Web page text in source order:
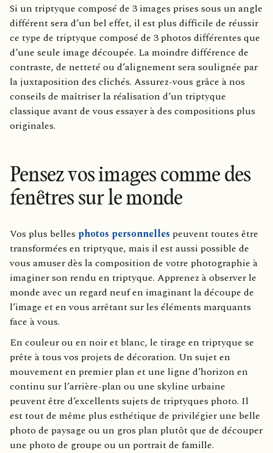
Si un triptyque composé de 3 images prises sous un angle
différent sera d’un bel effet, il est plus difficile de réussir
ce type de triptyque composé de 3 photos différentes que
d’une seule image découpée. La moindre différence de
contraste, de netteté ou d’alignement sera soulignée par
la juxtaposition des clichés. Assurez-vous grâce à nos
conseils de maîtriser la réalisation d’un triptyque
classique avant de vous essayer à des compositions plus
originales.
Pensez vos images comme des
fenêtres sur le monde
Vos plus belles photos personnelles peuvent toutes être
transformées en triptyque, mais il est aussi possible de
vous amuser dès la composition de votre photographie à
imaginer son rendu en triptyque. Apprenez à observer le
monde avec un regard neuf en imaginant la découpe de
l’image et en vous arrêtant sur les éléments marquants
face à vous.
En couleur ou en noir et blanc, le tirage en triptyque se
prête à tous vos projets de décoration. Un sujet en
mouvement en premier plan et une ligne d’horizon en
continu sur l’arrière-plan ou une skyline urbaine
peuvent être d’excellents sujets de triptyques photo. Il
est tout de même plus esthétique de privilégier une belle
photo de paysage ou un gros plan plutôt que de découper
une photo de groupe ou un portrait de famille.